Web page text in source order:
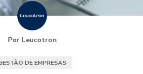
Por Leucotron
DE EMPRESAS